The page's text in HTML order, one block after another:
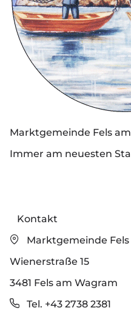
Marktgemeinde Fels
Immer am neuesten
Kontakt
Marktgemeinde
Wienerstraße 15
3481 Fels am Wagram
Tel. +43 2738 2381